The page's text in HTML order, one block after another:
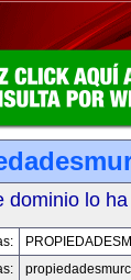
dominio lo